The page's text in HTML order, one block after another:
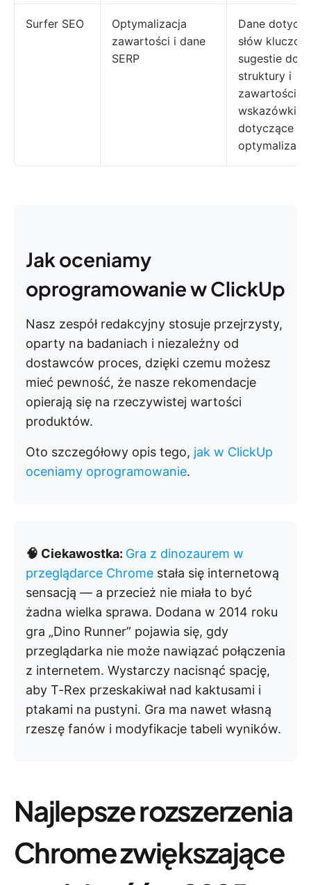
Surfer SEO
Optymalizacja
zawartości i dane
SERP
Dane
słów
sugestie
struktury i
zawartości,
wskazówki
dotyczące
optymalizacji
Jak oceniamy
oprogramowanie w ClickUp
Nasz zespół redakcyjny stosuje przejrzysty,
oparty na badaniach i niezależny od
dostawców proces, dzięki czemu możesz
mieć pewność, że nasze rekomendacje
opierają się na rzeczywistej wartości
produktów.
Oto szczegółowy opis tego, jak w ClickUp
oceniamy oprogramowanie.
🧠 Ciekawostka: Gra z dinozaurem w
przeglądarce Chrome stała się internetową
sensacją — a przecież nie miała to być
żadna wielka sprawa. Dodana w 2014 roku
gra „Dino Runner” pojawia się, gdy
przeglądarka nie może nawiązać połączenia
z internetem. Wystarczy nacisnąć spację,
aby T-Rex przeskakiwał nad kaktusami i
ptakami na pustyni. Gra ma nawet własną
rzeszę fanów i modyfikacje tabeli wyników.
Najlepsze rozszerzenia
Chrome zwiększające